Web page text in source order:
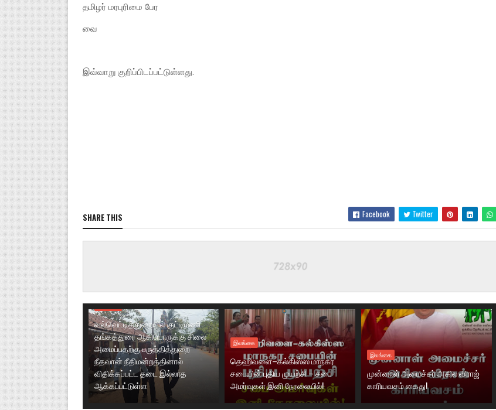
தமிழர் மரபுரிமை பேர
வை
இவ்வாறு குறிப்பிடப்பட்டுள்ளது.
SHARE THIS Facebook Twitter
இலங்கை
வல்வெட்டித்துறையில் குட்டிமணி
தங்கத்துரை ஆகியோருக்கு சிலை
அமைப்பதற்கு பருத்தித்துறை
நீதவான் நீதிமன்றத்தினால்
விதிக்கப்பட்ட தடை இல்லாத
ஆக்கப்பட்டுள்ள
இலங்கை
தெஹிவளை–கல்கிஸ்ஸ மாநகர
சபையின் புதிய முயற்சி – சபை
அமர்வுகள் இனி நேரலையில்!
இலங்கை
முன்னாள் அமைச்சர் அகில விராஜ்
காரியவசம் கைது!